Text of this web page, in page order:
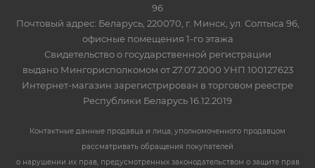
96
Почтовый адрес: Беларусь, 220070, г. Минск, ул. Солтыса 96,
офисные помещения 1-го этажа
Свидетельство о государственной регистрации
выдано Мингорисполкомом от 27.07.2000 УНП 100127623
Интернет-магазин зарегистрирован в торговом реестре
Республики Беларусь 16.12.2019
Контактные данные продавца и лица, уполномоченного продавцом
рассматривать обращения покупателей
о нарушении их прав, предусмотренных законодательством о защите прав